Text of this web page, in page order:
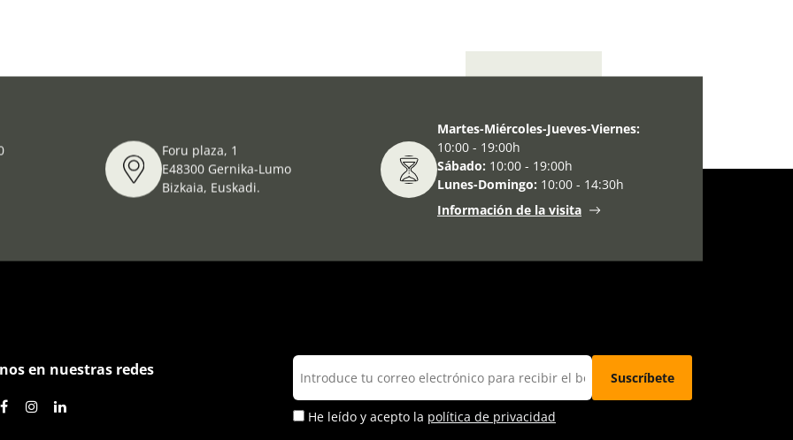
Foru plaza, 1
E48300 Gernika-Lumo
Bizkaia, Euskadi.
Martes-Miércoles-Jueves-Viernes:
10:00 - 19:00h
Sábado: 10:00 - 19:00h
Lunes-Domingo: 10:00 - 14:30h
Información de la visita
en nuestras redes
He leído y acepto la política de privacidad